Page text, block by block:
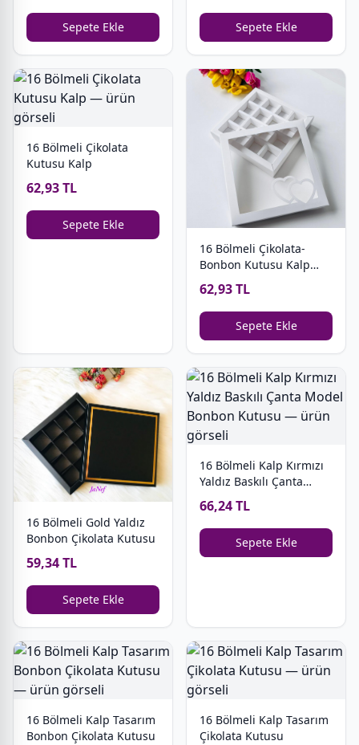
Sepete Ekle Sepete Ekle
16 Bölmeli Çikolata
Kutusu Kalp
62,93 TL
Sepete Ekle
16 Bölmeli Çikolata-
Bonbon Kutusu Kalp
62,93 TL
Sepete Ekle
16 Bölmeli Gold Yaldız
Bonbon Çikolata Kutusu
59,34 TL
Sepete Ekle
16 Bölmeli Kalp Kırmızı
Yaldız Baskılı Çanta
66,24 TL
Sepete Ekle
16 Bölmeli Kalp Tasarım
Bonbon Çikolata Kutusu
16 Bölmeli Kalp Tasarım
Çikolata Kutusu